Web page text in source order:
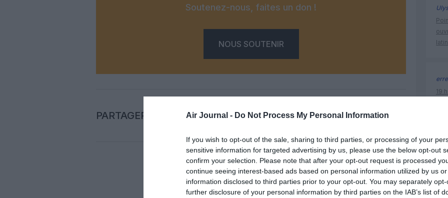
Air Journal - Do Not Process My Personal Information
If you wish to opt-out of the sale, sharing to third parties, or processing of your
sensitive information for targeted advertising by us, please use the below opt-out
confirm your selection. Please note that after your opt-out request is processed
continue seeing interest-based ads based on personal information utilized by us
information disclosed to third parties prior to your opt-out. You may separately
further disclosure of your personal information by third parties on the IAB’s list of
Soutenez-nous, faites un don !
NOUS SOUTENIR
PARTAGER L'ARTICLE
FacebookTwitterPinterestLinkedInEmail Print
Aucun commentaire !
19
histoire